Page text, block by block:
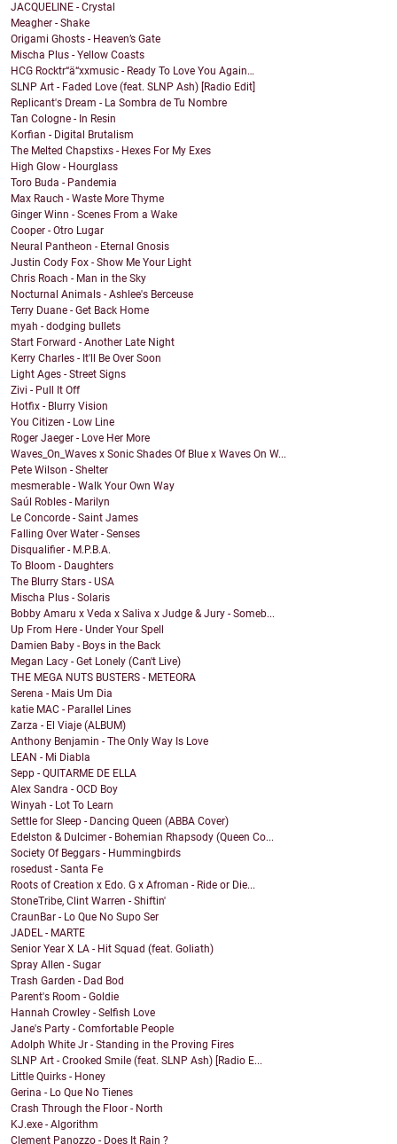
JACQUELINE - Crystal
Meagher - Shake
Origami Ghosts - Heaven’s Gate
Mischa Plus - Yellow Coasts
HCG Rocktr“ä“xxmusic - Ready To Love You Again…
SLNP Art - Faded Love (feat. SLNP Ash) [Radio Edit]
Replicant's Dream - La Sombra de Tu Nombre
Tan Cologne - In Resin
Korfian - Digital Brutalism
The Melted Chapstixs - Hexes For My Exes
High Glow - Hourglass
Toro Buda - Pandemia
Max Rauch - Waste More Thyme
Ginger Winn - Scenes From a Wake
Cooper - Otro Lugar
Neural Pantheon - Eternal Gnosis
Justin Cody Fox - Show Me Your Light
Chris Roach - Man in the Sky
Nocturnal Animals - Ashlee's Berceuse
Terry Duane - Get Back Home
myah - dodging bullets
Start Forward - Another Late Night
Kerry Charles - It'll Be Over Soon
Light Ages - Street Signs
Zivi - Pull It Off
Hotfix - Blurry Vision
You Citizen - Low Line
Roger Jaeger - Love Her More
Waves_On_Waves x Sonic Shades Of Blue x Waves On W...
Pete Wilson - Shelter
mesmerable - Walk Your Own Way
Saúl Robles - Marilyn
Le Concorde - Saint James
Falling Over Water - Senses
Disqualifier - M.P.B.A.
To Bloom - Daughters
The Blurry Stars - USA
Mischa Plus - Solaris
Bobby Amaru x Veda x Saliva x Judge & Jury - Someb...
Up From Here - Under Your Spell
Damien Baby - Boys in the Back
Megan Lacy - Get Lonely (Can't Live)
THE MEGA NUTS BUSTERS - METEORA
Serena - Mais Um Dia
katie MAC - Parallel Lines
Zarza - El Viaje (ALBUM)
Anthony Benjamin - The Only Way Is Love
LEAN - Mi Diabla
Sepp - QUITARME DE ELLA
Alex Sandra - OCD Boy
Winyah - Lot To Learn
Settle for Sleep - Dancing Queen (ABBA Cover)
Edelston & Dulcimer - Bohemian Rhapsody (Queen Co...
Society Of Beggars - Hummingbirds
rosedust - Santa Fe
Roots of Creation x Edo. G x Afroman - Ride or Die...
StoneTribe, Clint Warren - Shiftin'
CraunBar - Lo Que No Supo Ser
JADEL - MARTE
Senior Year X LA - Hit Squad (feat. Goliath)
Spray Allen - Sugar
Trash Garden - Dad Bod
Parent's Room - Goldie
Hannah Crowley - Selfish Love
Jane's Party - Comfortable People
Adolph White Jr - Standing in the Proving Fires
SLNP Art - Crooked Smile (feat. SLNP Ash) [Radio E...
Little Quirks - Honey
Gerina - Lo Que No Tienes
Crash Through the Floor - North
KJ.exe - Algorithm
Clement Panozzo - Does It Rain ?